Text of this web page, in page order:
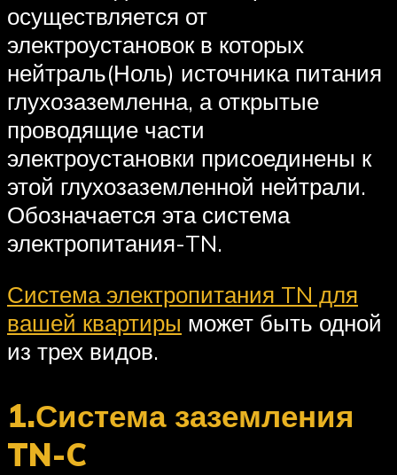
осуществляется от
электроустановок в которых
нейтраль(Ноль) источника питания
глухозаземленна, а открытые
проводящие части
электроустановки присоединены к
этой глухозаземленной нейтрали.
Обозначается эта система
электропитания-TN.
Система электропитания TN для
вашей квартиры может быть одной
из трех видов.
1.Система заземления
TN-C